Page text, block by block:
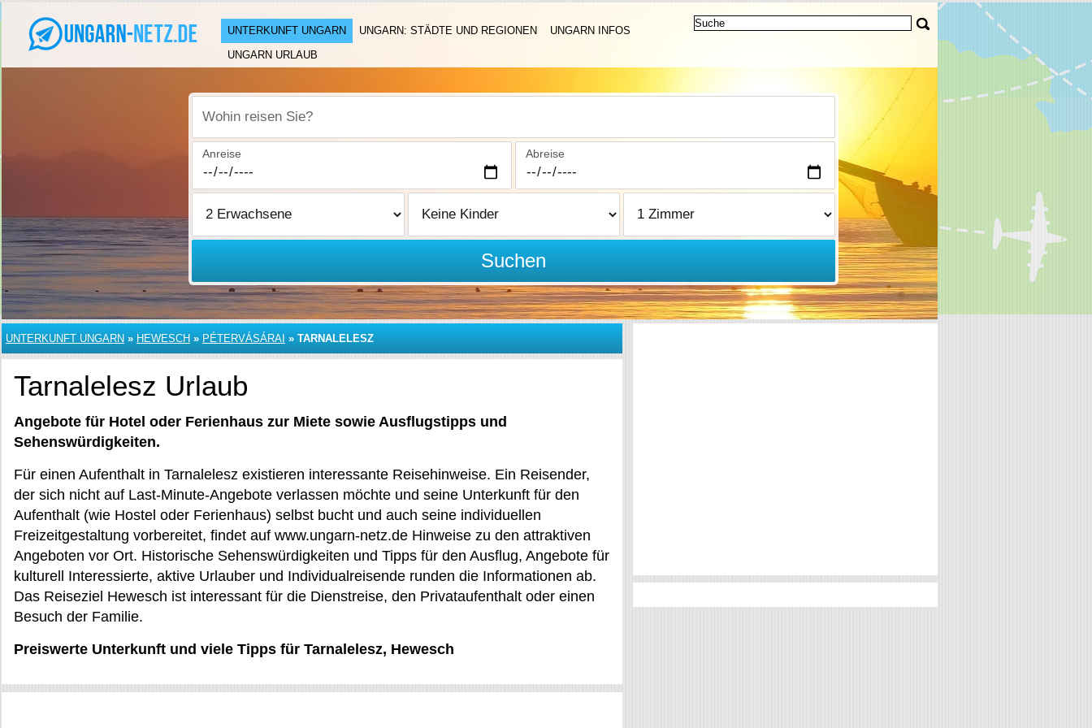
UNTERKUNFT UNGARN UNGARN: STÄDTE UND REGIONEN
UNGARN INFOS
UNGARN URLAUB
Wohin reisen Sie?
Anreise Abreise
Suchen
UNTERKUNFT UNGARN » HEWESCH » PÉTERVÁSÁRAI » TARNALELESZ
Tarnalelesz Urlaub
Angebote für Hotel oder Ferienhaus zur Miete sowie Ausflugstipps und
Sehenswürdigkeiten.
Für einen Aufenthalt in Tarnalelesz existieren interessante Reisehinweise. Ein Reisender,
der sich nicht auf Last-Minute-Angebote verlassen möchte und seine Unterkunft für den
Aufenthalt (wie Hostel oder Ferienhaus) selbst bucht und auch seine individuellen
Freizeitgestaltung vorbereitet, findet auf www.ungarn-netz.de Hinweise zu den attraktiven
Angeboten vor Ort. Historische Sehenswürdigkeiten und Tipps für den Ausflug, Angebote für
kulturell Interessierte, aktive Urlauber und Individualreisende runden die Informationen ab.
Das Reiseziel Hewesch ist interessant für die Dienstreise, den Privataufenthalt oder einen
Besuch der Familie.
Preiswerte Unterkunft und viele Tipps für Tarnalelesz, Hewesch